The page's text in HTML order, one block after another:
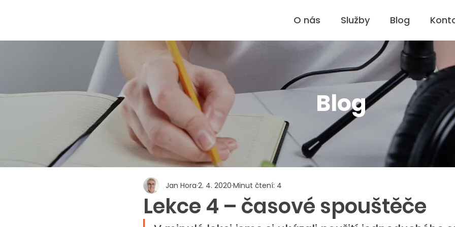
O nás Služby Blog
Blog
Lekce 4 – časové spouštěče
Jan Hora 2. 4. 2020 Minut čtení: 4